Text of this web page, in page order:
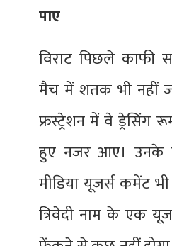
पाए
विराट पिछले काफी
मैच में शतक भी नहीं
फ्रस्ट्रेशन में वे
हुए नजर आए। उनके
मीडिया यूजर्स कमेंट
त्रिवेदी नाम के एक